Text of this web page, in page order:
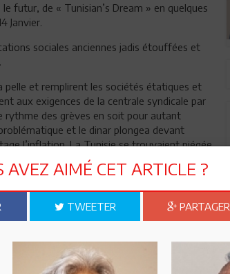
futur, de « Tunisian’s Dream » en quelques
Janvier.
sociales anciennes jadis étouffées et
et remplirent les sociétés étatiques et
aux exigences de la centrale syndicale par
rythme des grèves en soit pour autant
et le dinar plongea devant
l’inflation. La Tunisie se trouvaient piégée
les premiers avec une dévaluation
actuel de Tunis Air en est un des
et l’incapacité d’une politique folle à faire
et engraine les gains avec une
AVEZ AIMÉ CET ARTICLE ?
TWEETER PARTAGER